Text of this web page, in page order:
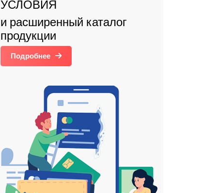
УСЛОВИЯ
и расширенный каталог
продукции
Подробнее